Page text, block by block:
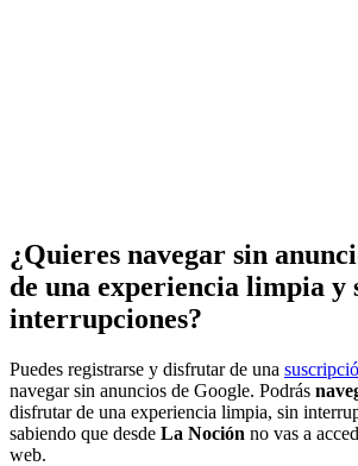
¿Quieres navegar sin
de una experiencia limpia y
interrupciones?
Puedes registrarse y disfrutar de una
navegar sin anuncios de Google. Podrás
disfrutar de una experiencia limpia, sin
sabiendo que desde La Noción no vas a
web.